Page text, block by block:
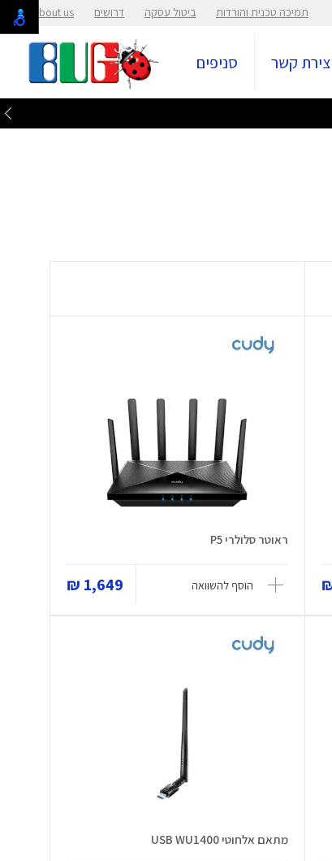
תמיכה טכנית והורדות ביטול עסקה דרושים About us
קשר סניפים
ראוטר סלולרי P5
הוסף להשוואה 1,649 ₪
מתאם אלחוטי USB WU1400